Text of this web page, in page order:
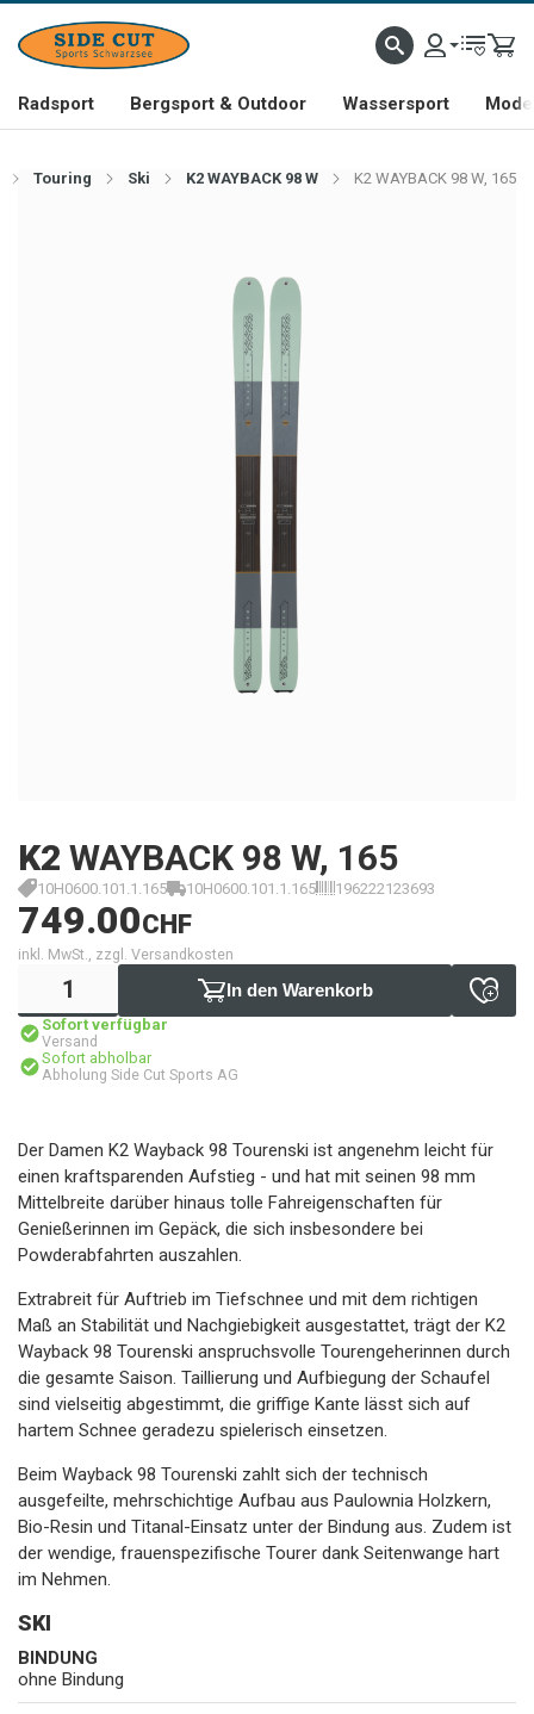
Radsport Bergsport & Outdoor Wassersport
Touring Ski K2 WAYBACK 98 W K2 WAYBACK 98 W, 165
K2 WAYBACK 98 W, 165
10H0600.101.1.165 10H0600.101.1.165 196222123693
749.00CHF
inkl. MwSt., zzgl. Versandkosten
In den Warenkorb
Sofort verfügbar
Versand
Sofort abholbar
Abholung Side Cut Sports AG
Der Damen K2 Wayback 98 Tourenski ist angenehm leicht für
einen kraftsparenden Aufstieg - und hat mit seinen 98 mm
Mittelbreite darüber hinaus tolle Fahreigenschaften für
Genießerinnen im Gepäck, die sich insbesondere bei
Powderabfahrten auszahlen.
Extrabreit für Auftrieb im Tiefschnee und mit dem richtigen
Maß an Stabilität und Nachgiebigkeit ausgestattet, trägt der K2
Wayback 98 Tourenski anspruchsvolle Tourengeherinnen durch
die gesamte Saison. Taillierung und Aufbiegung der Schaufel
sind vielseitig abgestimmt, die griffige Kante lässt sich auf
hartem Schnee geradezu spielerisch einsetzen.
Beim Wayback 98 Tourenski zahlt sich der technisch
ausgefeilte, mehrschichtige Aufbau aus Paulownia Holzkern,
Bio-Resin und Titanal-Einsatz unter der Bindung aus. Zudem ist
der wendige, frauenspezifische Tourer dank Seitenwange hart
im Nehmen.
SKI
BINDUNG
ohne Bindung